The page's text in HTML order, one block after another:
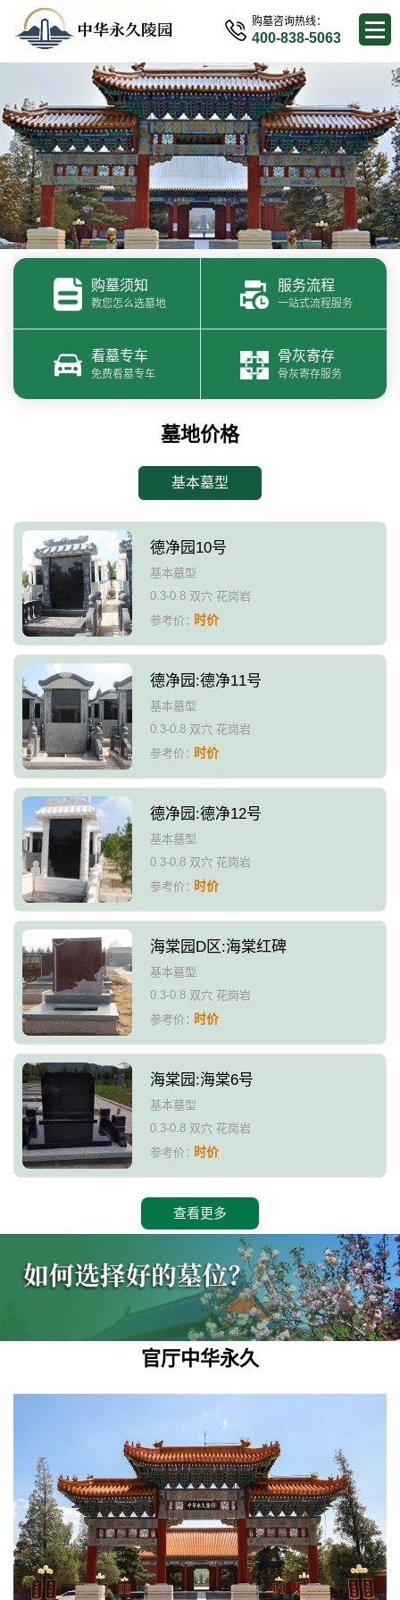
购墓咨询热线：
400-838-5063
购墓须知
教您怎么选墓地
服务流程
一站式流程服务
看墓专车
免费看墓专车
骨灰寄存
骨灰寄存服务
墓地价格
基本墓型
德净园10号
基本墓型
0.3-0.8 双穴 花岗岩
参考价：时价
德净园:德净11号
基本墓型
0.3-0.8 双穴 花岗岩
参考价：时价
德净园:德净12号
基本墓型
0.3-0.8 双穴 花岗岩
参考价：时价
海棠园D区:海棠红碑
基本墓型
0.3-0.8 双穴 花岗岩
参考价：时价
海棠园:海棠6号
基本墓型
0.3-0.8 双穴 花岗岩
参考价：时价
查看更多
官厅中华永久